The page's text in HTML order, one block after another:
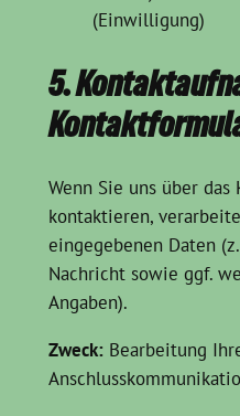
(Einwilligung)
5.
Wenn Sie uns über
kontaktieren,
eingegebenen Daten
Nachricht sowie ggf.
Angaben).
Zweck:Bearbeitung